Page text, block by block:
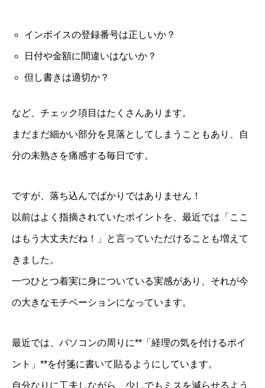
インボイスの登録番号は正しいか？
日付や金額に間違いはないか？
但し書きは適切か？
など、チェック項目はたくさんあります。
まだまだ細かい部分を見落としてしまうこともあり、自
分の未熟さを痛感する毎日です。
ですが、落ち込んでばかりではありません！
以前はよく指摘されていたポイントを、最近では「ここ
はもう大丈夫だね！」と言っていただけることも増えて
きました。
一つひとつ着実に身についている実感があり、それが今
の大きなモチベーションになっています。
最近では、パソコンの周りに**「経理の気を付けるポイ
ント」**を付箋に書いて貼るようにしています。
自分なりに工夫しながら、少しでもミスを減らせるよう